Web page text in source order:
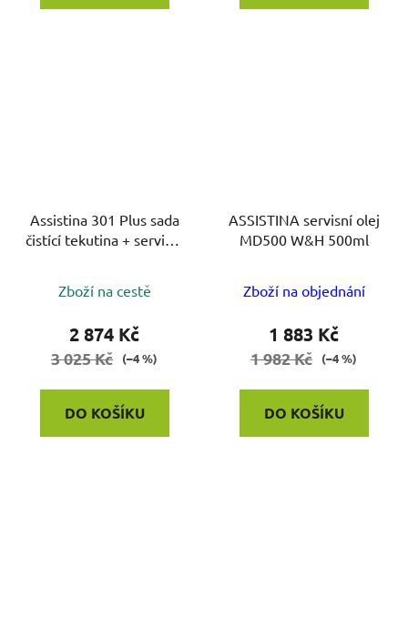
Assistina 301 Plus sada
čistící tekutina + servisní
Zboží na cestě
2 874 Kč
3 025 Kč (–4 %)
DO KOŠÍKU
ASSISTINA servisní olej
MD500 W&H 500ml
Zboží na objednání
1 883 Kč
1 982 Kč (–4 %)
DO KOŠÍKU